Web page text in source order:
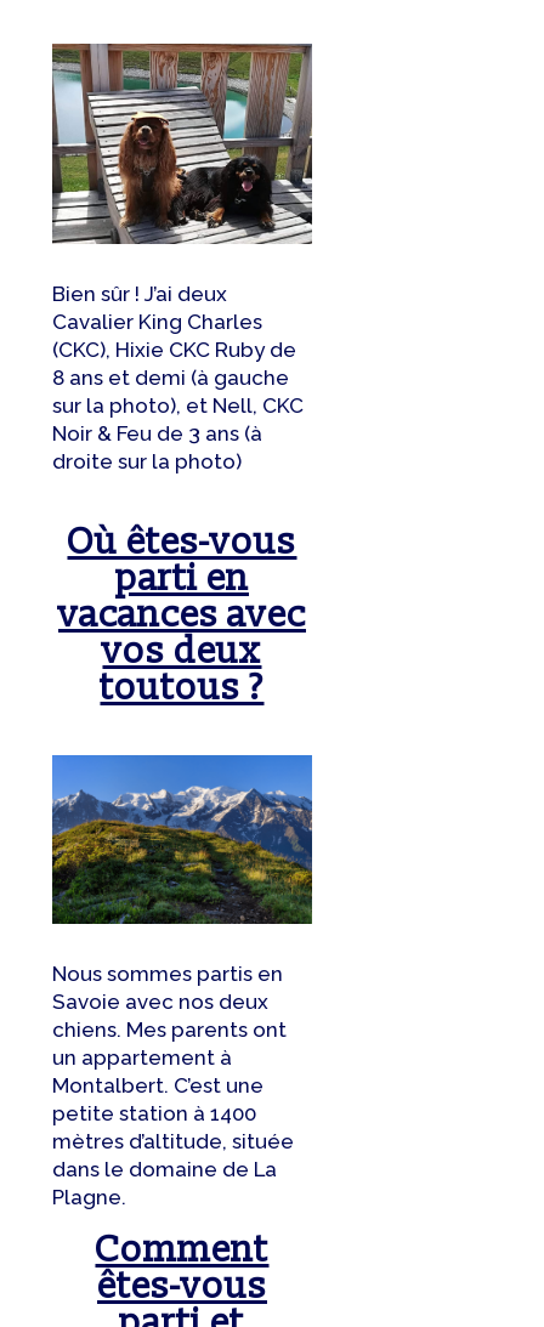
Bien sûr ! J’ai deux
Cavalier King Charles
(CKC), Hixie CKC Ruby de
8 ans et demi (à gauche
sur la photo), et Nell, CKC
Noir & Feu de 3 ans (à
droite sur la photo)
Où êtes-vous
parti en
vacances avec
vos deux
toutous ?
Nous sommes partis en
Savoie avec nos deux
chiens. Mes parents ont
un appartement à
Montalbert. C’est une
petite station à 1400
mètres d’altitude, située
dans le domaine de La
Plagne.
Comment
êtes-vous